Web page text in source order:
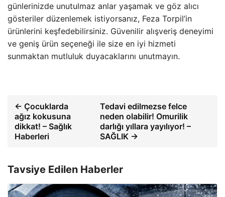
günlerinizde unutulmaz anlar yaşamak ve göz alıcı
gösteriler düzenlemek istiyorsanız, Feza Torpil’in
ürünlerini keşfedebilirsiniz. Güvenilir alışveriş deneyimi
ve geniş ürün seçeneği ile size en iyi hizmeti
sunmaktan mutluluk duyacaklarını unutmayın.
← Çocuklarda
ağız kokusuna
dikkat! – Sağlık
Haberleri
Tedavi edilmezse felce
neden olabilir! Omurilik
darlığı yıllara yayılıyor! –
SAĞLIK →
Tavsiye Edilen Haberler